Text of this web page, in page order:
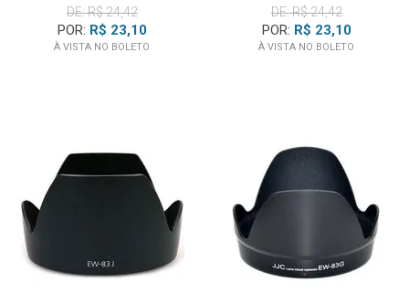
DE: R$ 24,42
POR: R$ 23,10
À VISTA NO BOLETO
DE: R$ 24,42
POR: R$ 23,10
À VISTA NO BOLETO